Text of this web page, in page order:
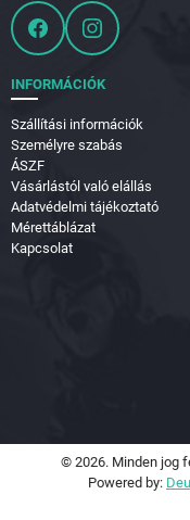
INFORMÁCIÓK
Szállítási információk
Személyre szabás
ÁSZF
Vásárlástól való elállás
Adatvédelmi tájékoztató
Mérettáblázat
Kapcsolat
© 2026. Minden jog
Powered by: